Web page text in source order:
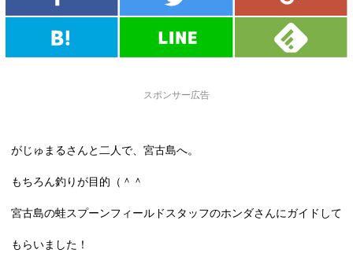
スポンサー広告
がじゅまるさんと二人で、宮古島へ。
もちろん釣りが目的（＾＾
宮古島の蛙スプーンフィールドスタッフのホンダさんにガイドして
もらいました！